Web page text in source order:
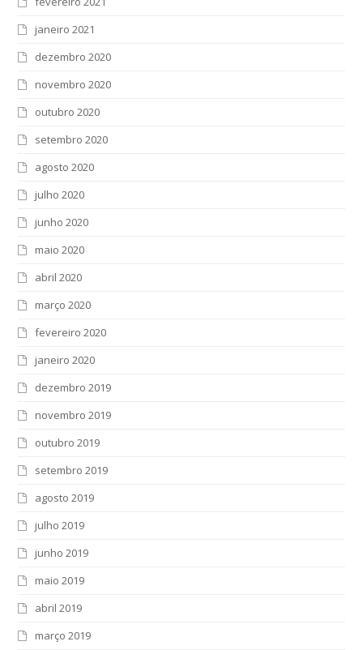
janeiro 2021
dezembro 2020
novembro 2020
outubro 2020
setembro 2020
agosto 2020
julho 2020
junho 2020
maio 2020
abril 2020
março 2020
fevereiro 2020
janeiro 2020
dezembro 2019
novembro 2019
outubro 2019
setembro 2019
agosto 2019
julho 2019
junho 2019
maio 2019
abril 2019
março 2019